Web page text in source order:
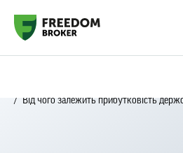
Від чого залежить прибутковість